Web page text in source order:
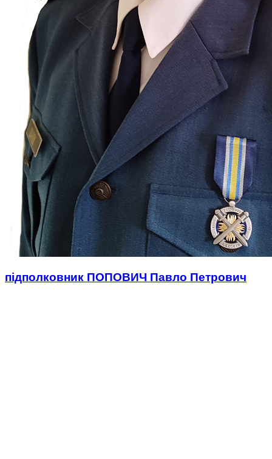
підполковник ПОПОВИЧ Павло Петрович